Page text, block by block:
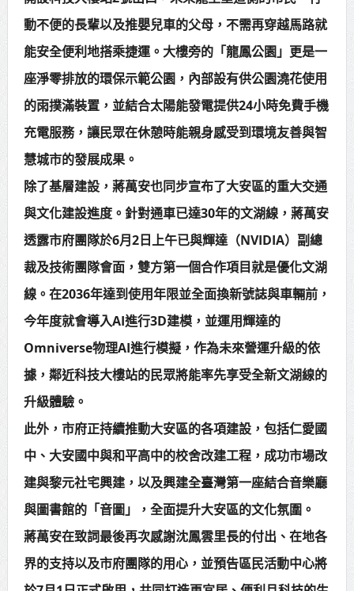
動不便的長輩以及推嬰兒車的父母，不需再穿越馬路就
能安全便利地搭乘捷運。大樓旁的「龍鳳公園」更是一
座淨零排放的環保示範公園，內部設有供公園澆花使用
的雨撲滿裝置，並結合太陽能發電提供24小時免費手機
充電服務，讓民眾在休憩時能親身感受到環境友善與智
慧城市的發展成果。
除了基層建設，蔣萬安也同步宣布了大安區的重大交通
與文化建設進度。針對通車已達30年的文湖線，蔣萬安
透露市府團隊於6月2日上午已與輝達（NVIDIA）副總
裁及技術團隊會面，雙方第一個合作項目就是優化文湖
線。在2036年達到使用年限並全面換新號誌與車輛前，
今年度就會導入AI進行3D建模，並運用輝達的
Omniverse物理AI進行模擬，作為未來營運升級的依
據，鄰近科技大樓站的民眾將能率先享受全新文湖線的
升級體驗。
此外，市府正持續推動大安區的各項建設，包括仁愛國
中、大安國中與和平高中的校舍改建工程，成功市場改
建與黎元社宅興建，以及興建全臺灣第一座結合音樂廳
與圖書館的「音圖」，全面提升大安區的文化氛圍。
蔣萬安在致詞最後再次感謝沈鳳雲里長的付出、在地各
界的支持以及市府團隊的用心，並預告區民活動中心將